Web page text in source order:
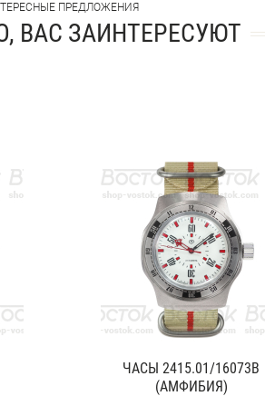
ПРЕДЛОЖЕНИЯ
ВАС ЗАИНТЕРЕСУЮТ
ЧАСЫ 2415.01/16073В
(АМФИБИЯ)